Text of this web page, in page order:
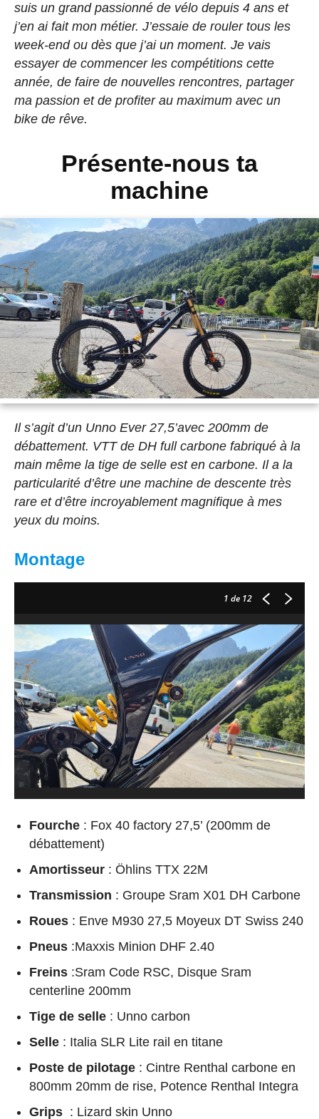
suis un grand passionné de vélo depuis 4 ans et
j’en ai fait mon métier. J’essaie de rouler tous les
week-end ou dès que j’ai un moment. Je vais
essayer de commencer les compétitions cette
année, de faire de nouvelles rencontres, partager
ma passion et de profiter au maximum avec un
bike de rêve.
Présente-nous ta
machine
Il s’agit d’un Unno Ever 27,5’avec 200mm de
débattement. VTT de DH full carbone fabriqué à la
main même la tige de selle est en carbone. Il a la
particularité d’être une machine de descente très
rare et d’être incroyablement magnifique à mes
yeux du moins.
Montage
1 de 12
Fourche : Fox 40 factory 27,5’ (200mm de
débattement)
Amortisseur : Öhlins TTX 22M
Transmission : Groupe Sram X01 DH Carbone
Roues : Enve M930 27,5 Moyeux DT Swiss 240
Pneus :Maxxis Minion DHF 2.40
Freins :Sram Code RSC, Disque Sram
centerline 200mm
Tige de selle : Unno carbon
Selle : Italia SLR Lite rail en titane
Poste de pilotage : Cintre Renthal carbone en
800mm 20mm de rise, Potence Renthal Integra
Grips : Lizard skin Unno